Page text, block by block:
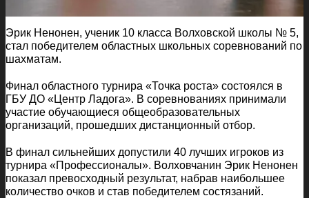
Эрик Ненонен, ученик 10 класса Волховской школы № 5,
стал победителем областных школьных соревнований по
шахматам.
Финал областного турнира «Точка роста» состоялся в
ГБУ ДО «Центр Ладога». В соревнованиях принимали
участие обучающиеся общеобразовательных
организаций, прошедших дистанционный отбор.
В финал сильнейших допустили 40 лучших игроков из
турнира «Профессионалы». Волховчанин Эрик Ненонен
показал превосходный результат, набрав наибольшее
количество очков и став победителем состязаний.